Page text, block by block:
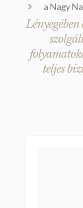
a Nagy
Lényegében
teljes